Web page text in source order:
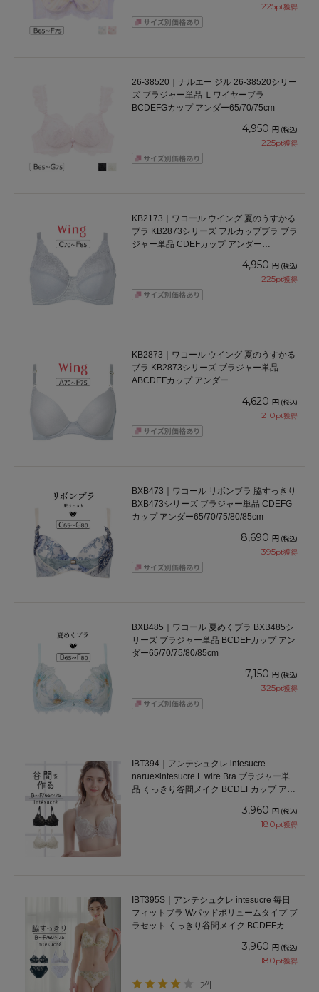
225pt獲得
26-38520｜ナルエー ジル 26-38520シリー
ズ ブラジャー単品 Ｌワイヤーブラ
BCDEFGカップ アンダー65/70/75cm
4,950 円 (税込)
225pt獲得
KB2173｜ワコール ウイング 夏のうすかる
ブラ KB2873シリーズ フルカップブラ ブラ
ジャー単品 CDEFカップ アンダー
4,950 円 (税込)
225pt獲得
KB2873｜ワコール ウイング 夏のうすかる
ブラ KB2873シリーズ ブラジャー単品
ABCDEFカップ アンダー
4,620 円 (税込)
210pt獲得
BXB473｜ワコール リボンブラ 脇すっきり
BXB473シリーズ ブラジャー単品 CDEFG
カップ アンダー65/70/75/80/85cm
8,690 円 (税込)
395pt獲得
BXB485｜ワコール 夏めくブラ BXB485シ
リーズ ブラジャー単品 BCDEFカップ アン
ダー65/70/75/80/85cm
7,150 円 (税込)
325pt獲得
IBT394｜アンテシュクレ intesucre
narue×intesucre L wire Bra ブラジャー単
品 くっきり谷間メイク BCDEFカップ アン
3,960 円 (税込)
180pt獲得
IBT395S｜アンテシュクレ intesucre 毎日
フィットブラ Wパッドボリュームタイプ ブ
ラセット くっきり谷間メイク BCDEFカッ
3,960 円 (税込)
180pt獲得
2件